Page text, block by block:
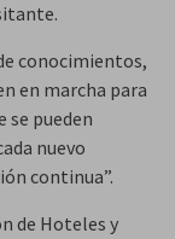
conocimientos,
en marcha para
se pueden
nuevo
continua”.
de Hoteles y